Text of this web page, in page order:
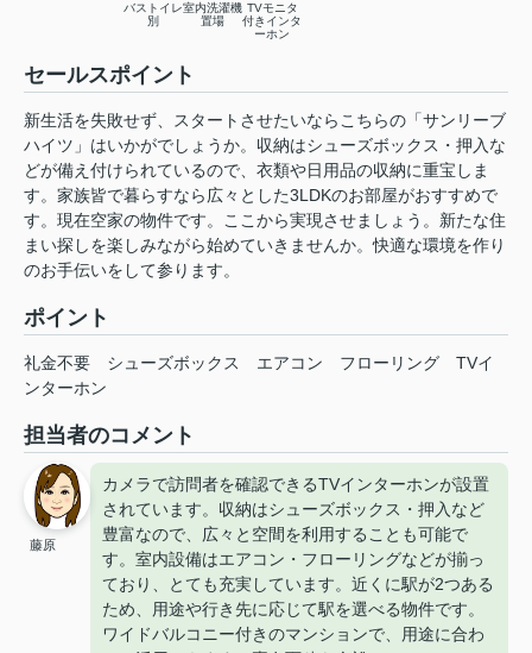
バストイレ
別
室内洗濯機
置場
TVモニタ
付きインタ
ーホン
セールスポイント
新生活を失敗せず、スタートさせたいならこちらの「サンリーブ
ハイツ」はいかがでしょうか。収納はシューズボックス・押入な
どが備え付けられているので、衣類や日用品の収納に重宝しま
す。家族皆で暮らすなら広々とした3LDKのお部屋がおすすめで
す。現在空家の物件です。ここから実現させましょう。新たな住
まい探しを楽しみながら始めていきませんか。快適な環境を作り
のお手伝いをして参ります。
ポイント
礼金不要 シューズボックス エアコン フローリング
TVイ
ンターホン
担当者のコメント
藤原
カメラで訪問者を確認できるTVインターホンが設置
されています。収納はシューズボックス・押入など
豊富なので、広々と空間を利用することも可能で
す。室内設備はエアコン・フローリングなどが揃っ
ており、とても充実しています。近くに駅が2つある
ため、用途や行き先に応じて駅を選べる物件です。
ワイドバルコニー付きのマンションで、用途に合わ